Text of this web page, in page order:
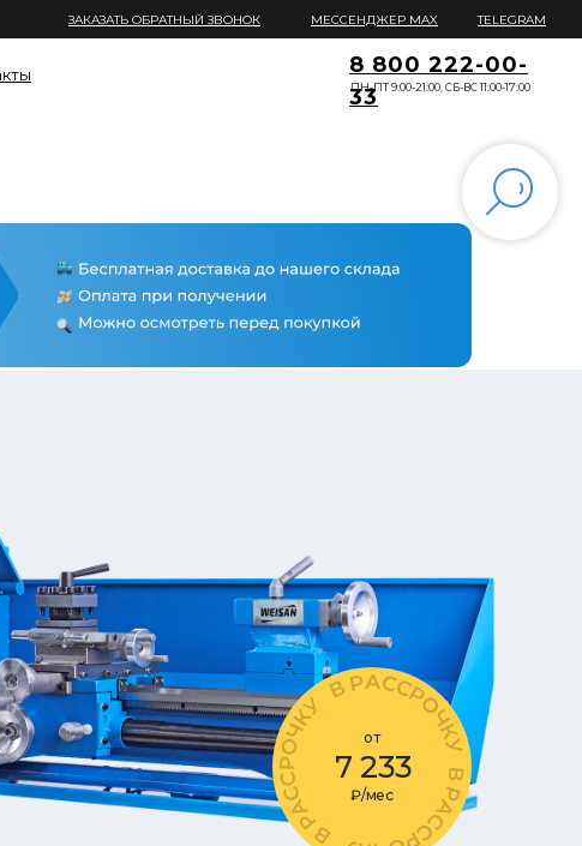
МЕССЕНДЖЕР MAX
ЗАКАЗАТЬ ОБРАТНЫЙ ЗВОНОК TELEGRAM
8 800 222-00-
33
ПН-ПТ 9:00-21:00, СБ-ВС 11:00-17:00
7 233
₽/мес
от